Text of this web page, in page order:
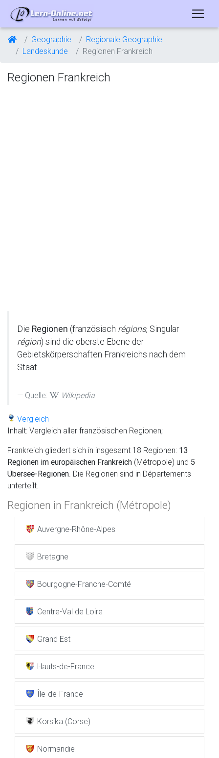
Geographie
Regionale Geographie
Landeskunde
Regionen Frankreich
Regionen Frankreich
Die Regionen (französisch régions, Singular
région) sind die oberste Ebene der
Gebietskörperschaften Frankreichs nach dem
Staat.
Quelle: Wikipedia
Vergleich
Inhalt: Vergleich aller französischen Regionen;
Frankreich gliedert sich in insgesamt 18 Regionen: 13
Regionen im europäischen Frankreich (Métropole) und 5
Übersee-Regionen. Die Regionen sind in Départements
unterteilt.
Regionen in Frankreich (Métropole)
Auvergne-Rhône-Alpes
Bretagne
Bourgogne-Franche-Comté
Centre-Val de Loire
Grand Est
Hauts-de-France
Île-de-France
Korsika (Corse)
Normandie